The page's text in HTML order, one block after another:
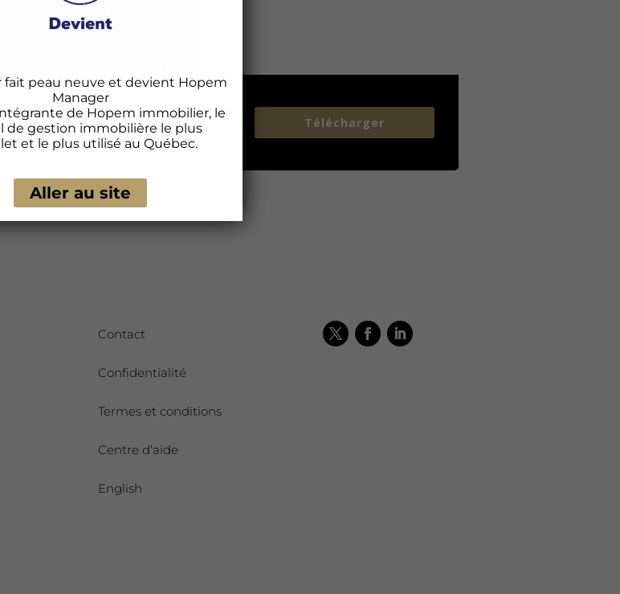
Télécharger
Contact
Confidentialité
Termes et conditions
Centre d’aide
English
fait peau neuve et devient Hopem
Manager
de Hopem immobilier, le
de gestion immobilière le plus
et le plus utilisé au Québec.
Aller au site